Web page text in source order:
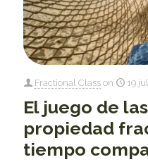
Fractional Class on 19
El juego de
propiedad
tiempo